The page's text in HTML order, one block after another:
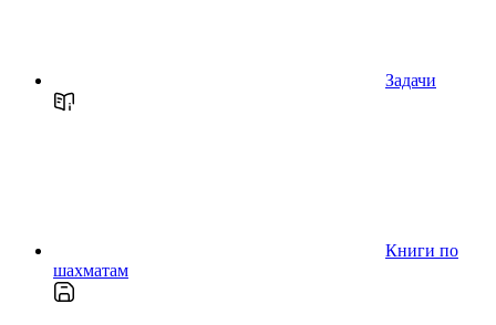
Задачи
Книги по
шахматам